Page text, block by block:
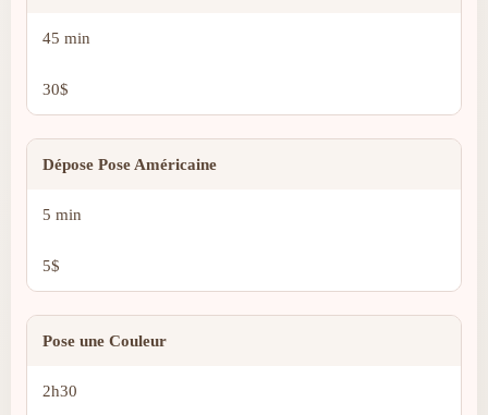
45 min
30$
Dépose Pose Américaine
5 min
5$
Pose une Couleur
2h30